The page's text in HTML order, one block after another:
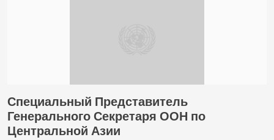
Специальный Представитель
Генерального Секретаря ООН по
Центральной Азии